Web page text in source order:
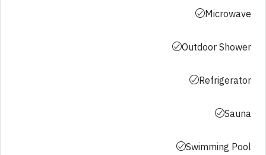
Microwave
Outdoor Shower
Refrigerator
Sauna
Swimming Pool